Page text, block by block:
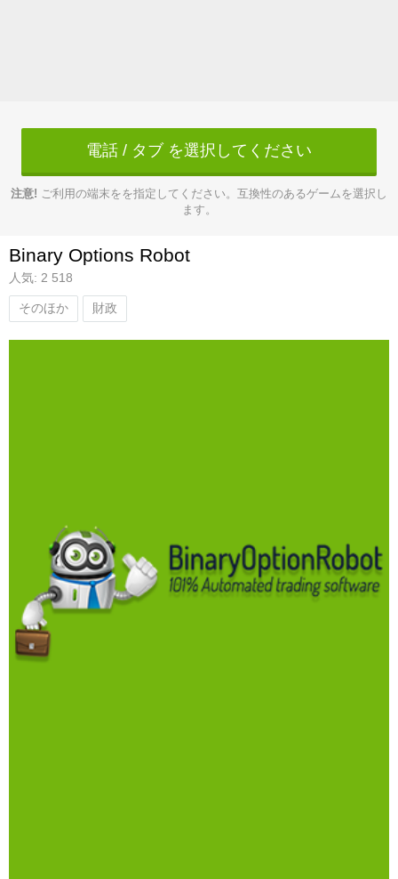
電話 / タブ を選択してください
注意! ご利用の端末をを指定してください。互換性のあるゲームを選択し
ます。
Binary Options Robot
人気: 2 518
そのほか 財政